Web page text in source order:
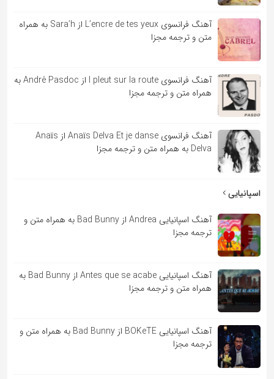
آهنگ فرانسوی L’encre de tes yeux از Sara’h به همراه
متن و ترجمه مجزا
آهنگ فرانسوی l pleut sur la route از André Pasdoc به
همراه متن و ترجمه مجزا
آهنگ فرانسوی Anaïs Delva Et je danse از Anaïs
Delva به همراه متن و ترجمه مجزا
اسپانیایی
آهنگ اسپانیایی Andrea از Bad Bunny به همراه متن و
ترجمه مجزا
آهنگ اسپانیایی Antes que se acabe از Bad Bunny به
همراه متن و ترجمه مجزا
آهنگ اسپانیایی BOKeTE از Bad Bunny به همراه متن و
ترجمه مجزا